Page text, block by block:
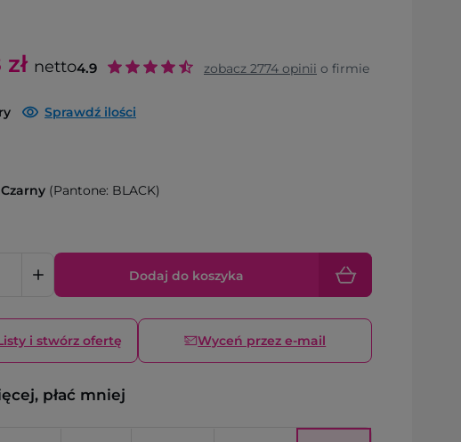
zł netto4.9 zobacz 2774 opinii o firmie
Sprawdź ilości
Czarny (Pantone: BLACK)
Dodaj do koszyka
i stwórz ofertę Wyceń przez e-mail
płać mniej